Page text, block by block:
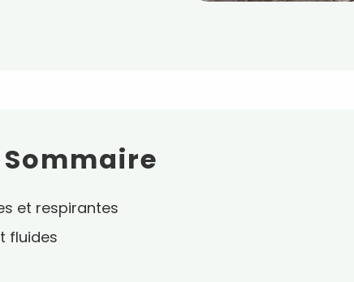
Sommaire
et respirantes
fluides